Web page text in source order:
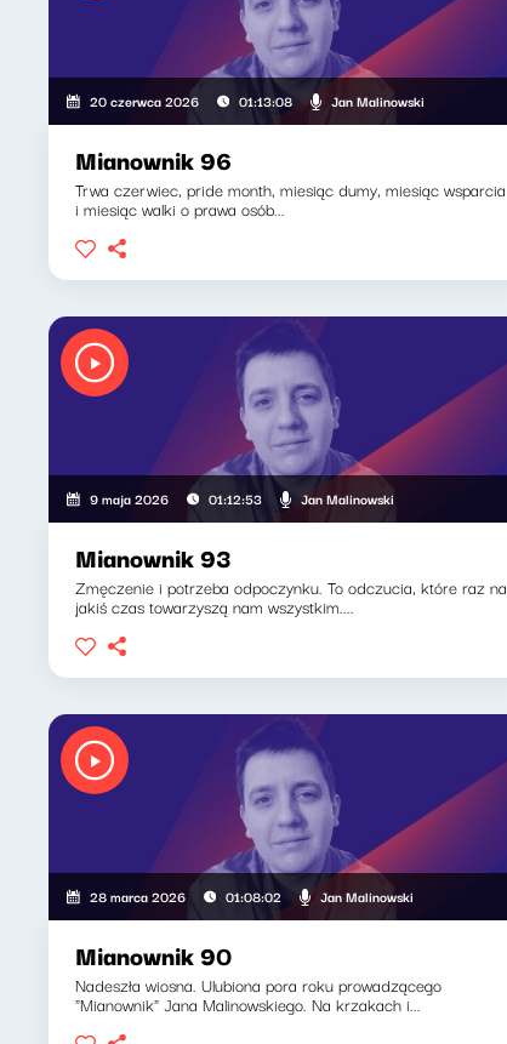
20 czerwca 2026 01:13:08 Jan Malinowski
Mianownik 96
Trwa czerwiec, pride month, miesiąc dumy, miesiąc wsparcia
i miesiąc walki o prawa osób...
9 maja 2026 01:12:53 Jan Malinowski
Mianownik 93
Zmęczenie i potrzeba odpoczynku. To odczucia, które raz na
jakiś czas towarzyszą nam wszystkim....
28 marca 2026 01:08:02 Jan Malinowski
Mianownik 90
Nadeszła wiosna. Ulubiona pora roku prowadzącego
"Mianownik" Jana Malinowskiego. Na krzakach i...